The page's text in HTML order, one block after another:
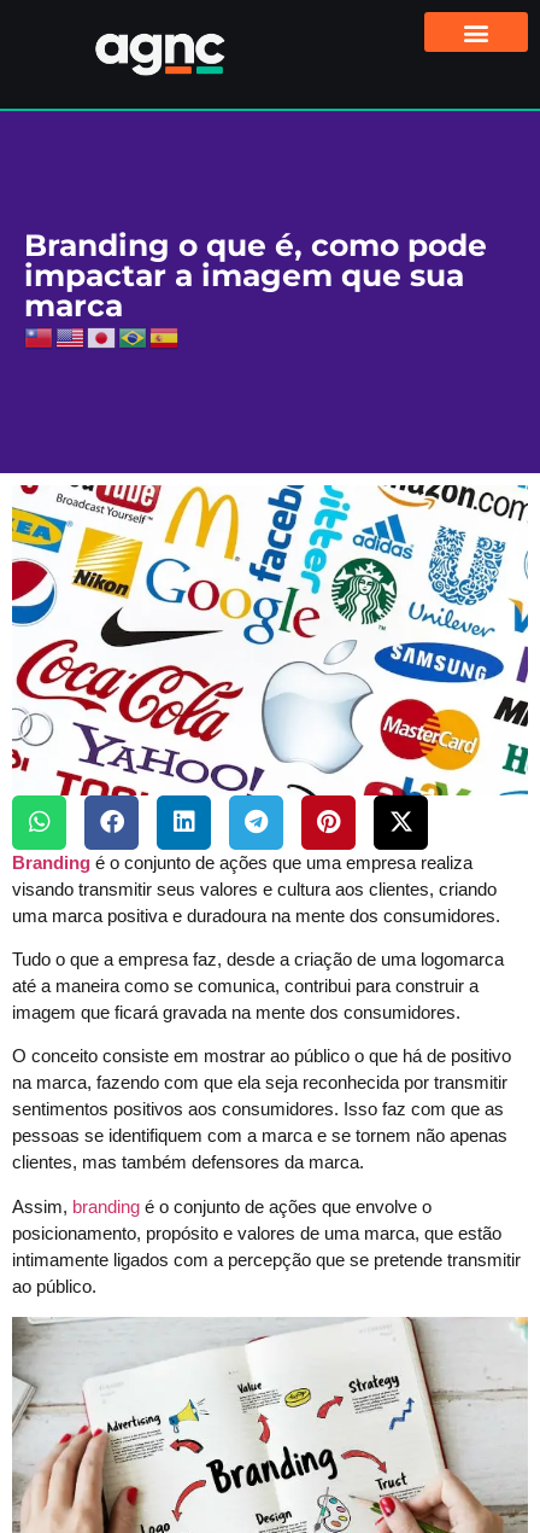
Branding o que é, como pode
impactar a imagem que sua
marca
Branding é o conjunto de ações que uma empresa realiza
visando transmitir seus valores e cultura aos clientes, criando
uma marca positiva e duradoura na mente dos consumidores.
Tudo o que a empresa faz, desde a criação de uma logomarca
até a maneira como se comunica, contribui para construir a
imagem que ficará gravada na mente dos consumidores.
O conceito consiste em mostrar ao público o que há de positivo
na marca, fazendo com que ela seja reconhecida por transmitir
sentimentos positivos aos consumidores. Isso faz com que as
pessoas se identifiquem com a marca e se tornem não apenas
clientes, mas também defensores da marca.
Assim, branding é o conjunto de ações que envolve o
posicionamento, propósito e valores de uma marca, que estão
intimamente ligados com a percepção que se pretende transmitir
ao público.